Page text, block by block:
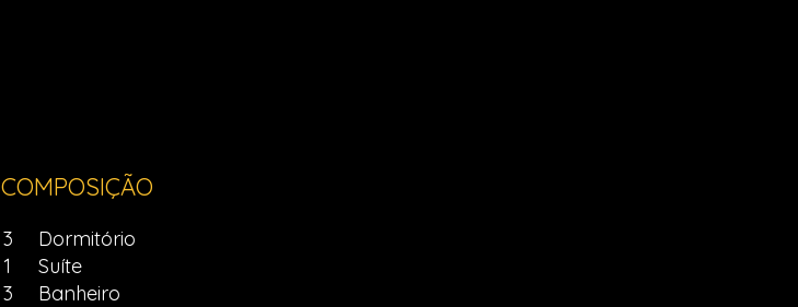
COMPOSIÇÃO
3
Dormitório
1
Suíte
3
Banheiro